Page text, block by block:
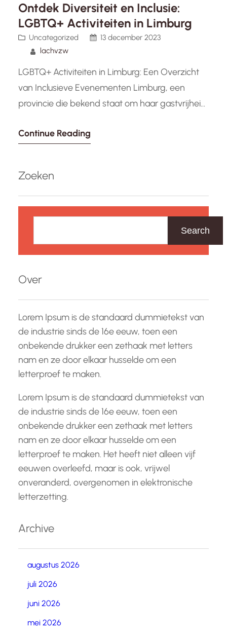
Ontdek Diversiteit en Inclusie:
LGBTQ+ Activiteiten in Limburg
Uncategorized
13 december 2023
lachvzw
LGBTQ+ Activiteiten in Limburg: Een Overzicht
van Inclusieve Evenementen Limburg, een
provincie die bekend staat om haar gastvrijheid
gemeenschap met een breed scala aan
evenementen of gewoon een plek om
gelijkgestemde individuen te ontmoeten,
Continue Reading
Zoeken
k
n
Search
Over
Lorem Ipsum is de standaard dummietekst van
de industrie sinds de 16e eeuw, toen een
onbekende drukker een zethaak met letters
nam en ze door elkaar husselde om een
letterproef te maken.
Lorem Ipsum is de standaard dummietekst van
de industrie sinds de 16e eeuw, toen een
onbekende drukker een zethaak met letters
nam en ze door elkaar husselde om een
letterproef te maken. Het heeft niet alleen vijf
eeuwen overleefd, maar is ook, vrijwel
onveranderd, overgenomen in elektronische
letterzetting.
Archive
augustus 2026
juli 2026
juni 2026
mei 2026